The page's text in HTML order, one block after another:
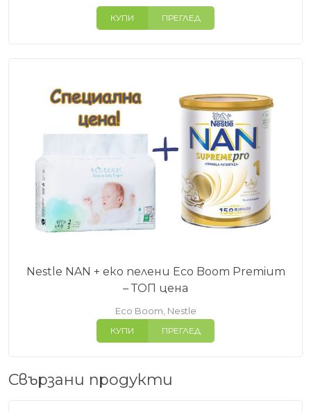
КУПИ ПРЕГЛЕД
Nestle NAN + еко пелени Eco Boom Premium
– ТОП цена
Eco Boom Nestle
КУПИ ПРЕГЛЕД
Свързани продукти